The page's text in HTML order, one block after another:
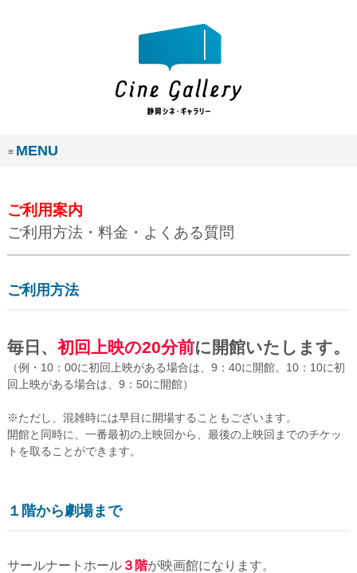
MENU
ご利用案内
ご利用方法・料金・よくある質問
ご利用方法
毎日、 初回上映の20分前に開館いたします。
（例・10：00に初回上映がある場合は、9：40に開館。10：10に初
回上映がある場合は、9：50に開館）
※ただし、混雑時には早目に開場することもございます。
開館と同時に、一番最初の上映回から、最後の上映回までのチケッ
トを取ることができます。
１階から劇場まで
サールナートホール３階が映画館になります。